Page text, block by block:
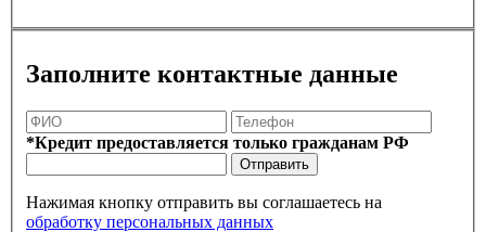
Заполните контактные данные
*Кредит предоставляется только гражданам РФ
Отправить
Нажимая кнопку отправить вы соглашаетесь на
обработку персональных данных